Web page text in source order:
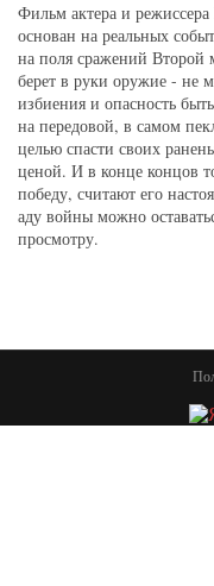
Фильм актера и
основан на реальных
на поля сражений
берет в руки оружие - не
избиения и опасность
на передовой, в самом
целью спасти своих
ценой. И в конце концов
победу, считают его
аду войны можно
просмотру.